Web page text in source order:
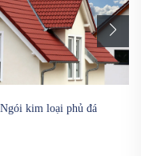
Ngói kim loại phủ đá